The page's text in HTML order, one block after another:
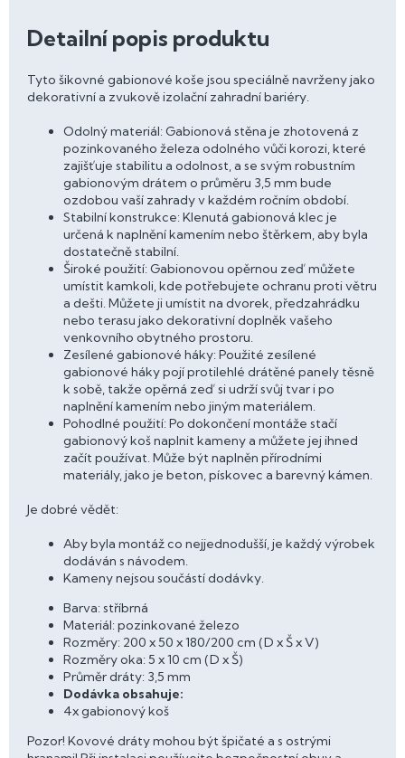
Detailní popis produktu
Tyto šikovné gabionové koše jsou speciálně navrženy jako
dekorativní a zvukově izolační zahradní bariéry.
Odolný materiál: Gabionová stěna je zhotovená z
pozinkovaného železa odolného vůči korozi, které
zajišťuje stabilitu a odolnost, a se svým robustním
gabionovým drátem o průměru 3,5 mm bude
ozdobou vaší zahrady v každém ročním období.
Stabilní konstrukce: Klenutá gabionová klec je
určená k naplnění kamením nebo štěrkem, aby byla
dostatečně stabilní.
Široké použití: Gabionovou opěrnou zeď můžete
umístit kamkoli, kde potřebujete ochranu proti větru
a dešti. Můžete ji umístit na dvorek, předzahrádku
nebo terasu jako dekorativní doplněk vašeho
venkovního obytného prostoru.
Zesílené gabionové háky: Použité zesílené
gabionové háky pojí protilehlé drátěné panely těsně
k sobě, takže opěrná zeď si udrží svůj tvar i po
naplnění kamením nebo jiným materiálem.
Pohodlné použití: Po dokončení montáže stačí
gabionový koš naplnit kameny a můžete jej ihned
začít používat. Může být naplněn přírodními
materiály, jako je beton, pískovec a barevný kámen.
Je dobré vědět:
Aby byla montáž co nejjednodušší, je každý výrobek
dodáván s návodem.
Kameny nejsou součástí dodávky.
Barva: stříbrná
Materiál: pozinkované železo
Rozměry: 200 x 50 x 180/200 cm (D x Š x V)
Rozměry oka: 5 x 10 cm (D x Š)
Průměr dráty: 3,5 mm
Dodávka obsahuje:
4x gabionový koš
Pozor! Kovové dráty mohou být špičaté a s ostrými